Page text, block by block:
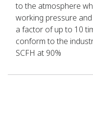
to the atmosphere
working pressure
a factor of up to 10
conform to the
SCFH at 90%